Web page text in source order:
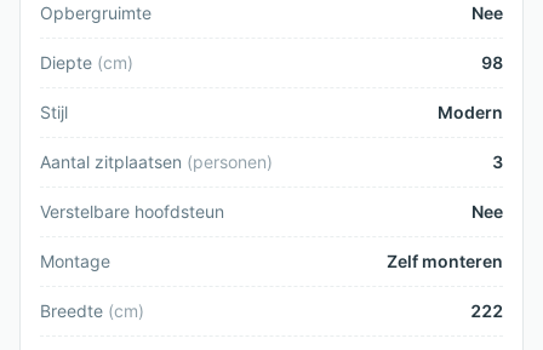
Opbergruimte Nee
Diepte (cm) 98
Stijl Modern
Aantal zitplaatsen (personen) 3
Verstelbare hoofdsteun Nee
Montage Zelf monteren
Breedte (cm) 222